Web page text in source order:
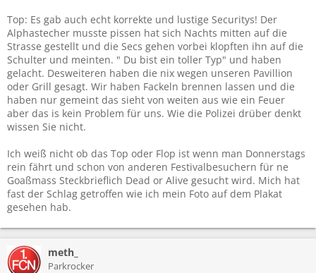
Top: Es gab auch echt korrekte und lustige Securitys! Der
Alphastecher musste pissen hat sich Nachts mitten auf die
Strasse gestellt und die Secs gehen vorbei klopften ihn auf die
Schulter und meinten. " Du bist ein toller Typ" und haben
gelacht. Desweiteren haben die nix wegen unseren Pavillion
oder Grill gesagt. Wir haben Fackeln brennen lassen und die
haben nur gemeint das sieht von weiten aus wie ein Feuer
aber das is kein Problem für uns. Wie die Polizei drüber denkt
wissen Sie nicht.
Ich weiß nicht ob das Top oder Flop ist wenn man Donnerstags
rein fährt und schon von anderen Festivalbesuchern für ne
Goaßmass Steckbrieflich Dead or Alive gesucht wird. Mich hat
fast der Schlag getroffen wie ich mein Foto auf dem Plakat
gesehen hab.
meth_
Parkrocker